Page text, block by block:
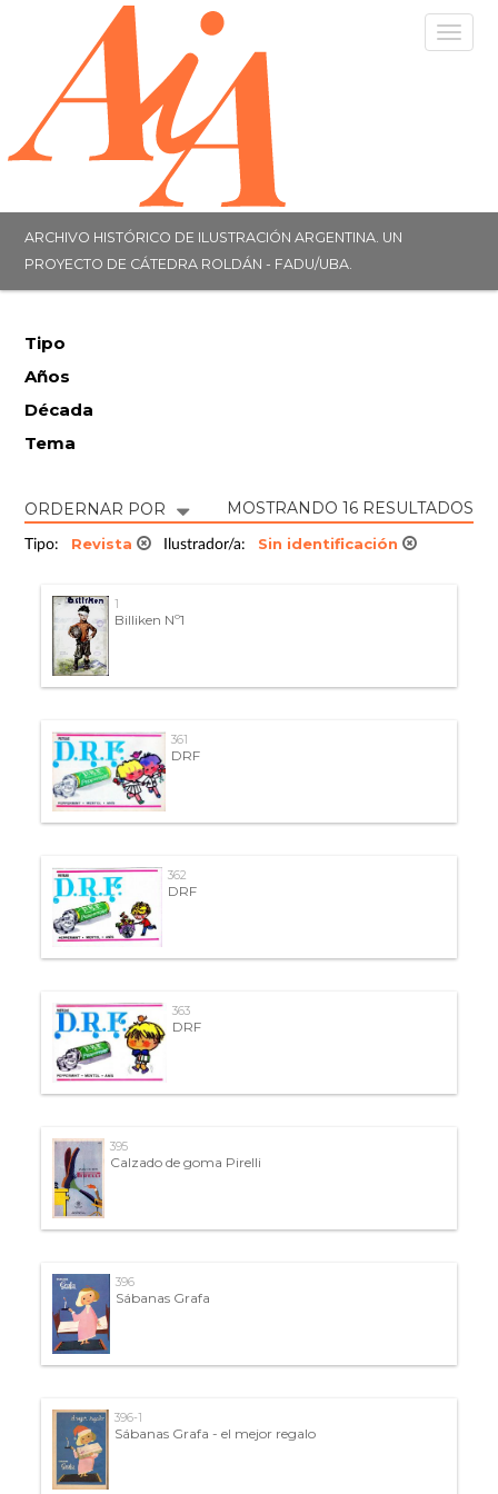
ARCHIVO HISTÓRICO DE ILUSTRACIÓN ARGENTINA. UN
PROYECTO DE CÁTEDRA ROLDÁN - FADU/UBA.
Tipo
Años
Década
Tema
ORDERNAR POR MOSTRANDO 16 RESULTADOS
Tipo: Revista Ilustrador/a: Sin identificación
1
Billiken Nº1
361
DRF
362
DRF
363
DRF
395
Calzado de goma Pirelli
396
Sábanas Grafa
396-1
Sábanas Grafa - el mejor regalo